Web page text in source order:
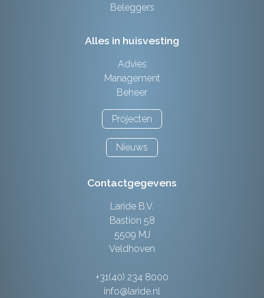
Beleggers
Alles in huisvesting
Advies
Management
Beheer
Projecten
Nieuws
Contactgegevens
Laride B.V.
Bastion 58
5509 MJ
Veldhoven
+31(40) 234 8000
info@laride.nl